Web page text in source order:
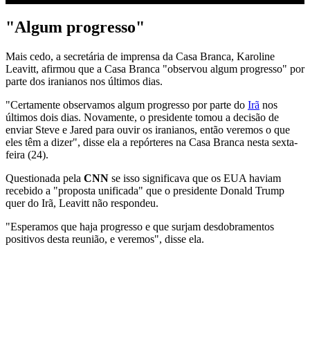
"Algum progresso"
Mais cedo, a secretária de imprensa da Casa Branca, Karoline
Leavitt, afirmou que a Casa Branca "observou algum progresso" por
parte dos iranianos nos últimos dias.
"Certamente observamos algum progresso por parte do Irã nos
últimos dois dias. Novamente, o presidente tomou a decisão de
enviar Steve e Jared para ouvir os iranianos, então veremos o que
eles têm a dizer", disse ela a repórteres na Casa Branca nesta sexta-
feira (24).
Questionada pela CNN se isso significava que os EUA haviam
recebido a "proposta unificada" que o presidente Donald Trump
quer do Irã, Leavitt não respondeu.
"Esperamos que haja progresso e que surjam desdobramentos
positivos desta reunião, e veremos", disse ela.